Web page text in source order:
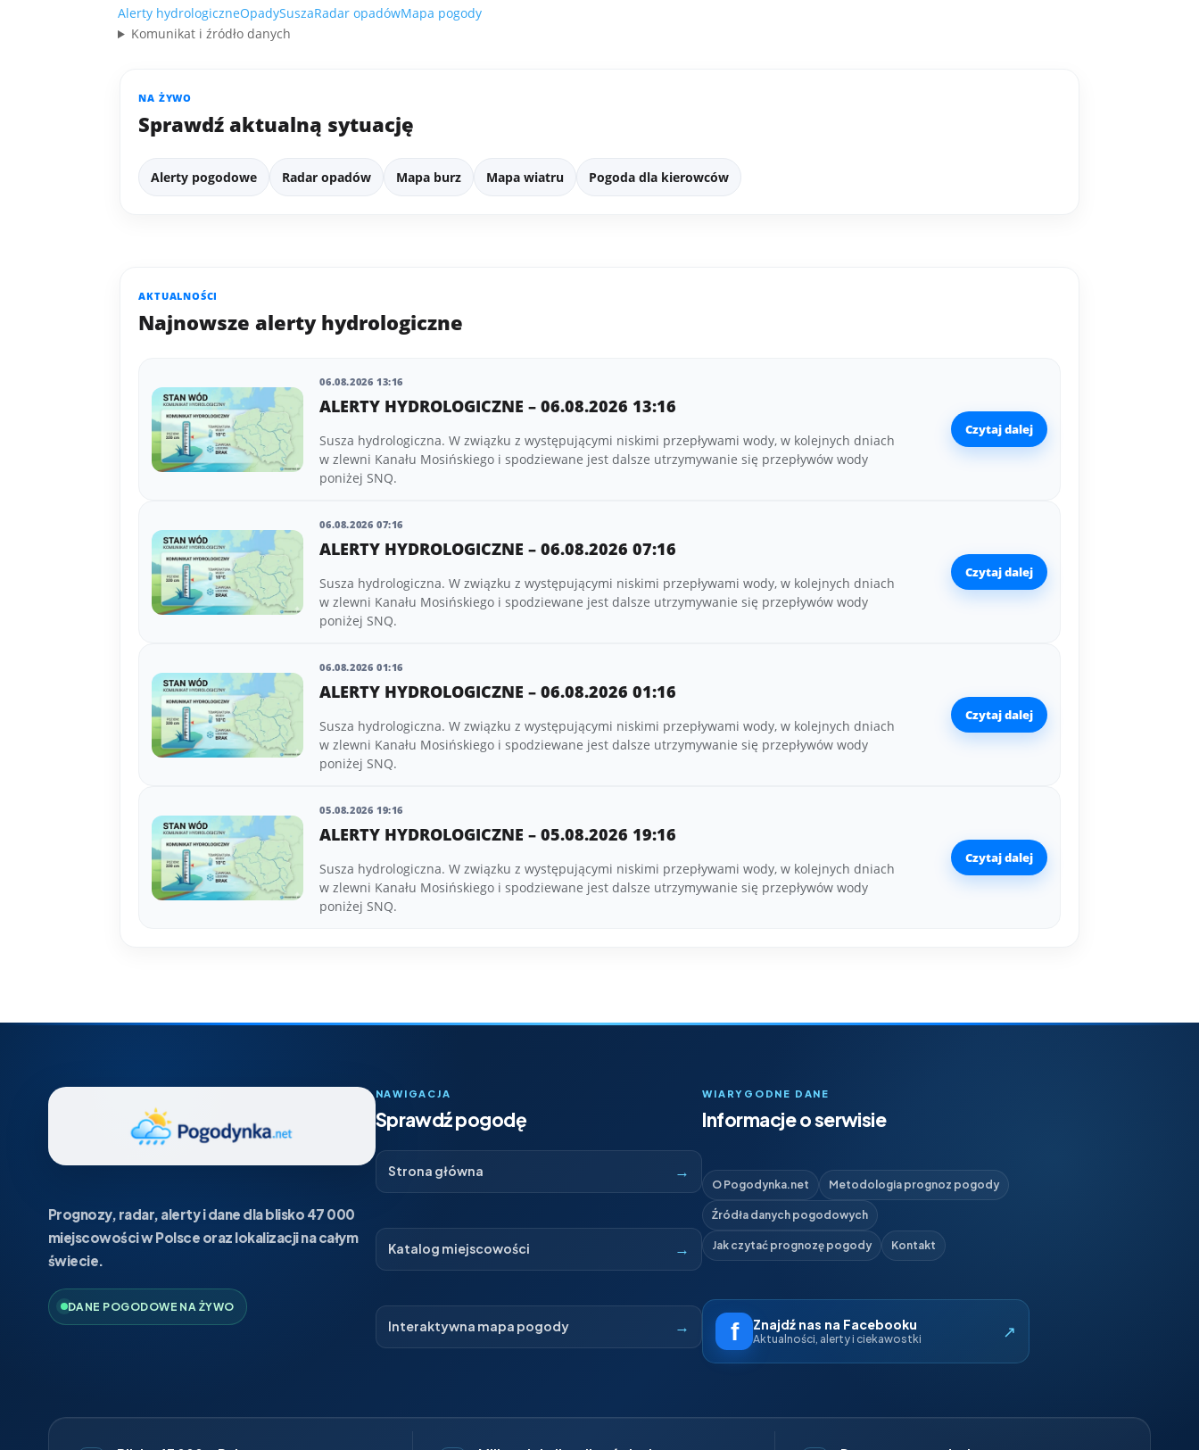
Alerty hydrologiczneOpadySuszaRadar opadówMapa pogody
Komunikat i źródło danych
NA ŻYWO
Sprawdź aktualną sytuację
Alerty pogodowe Radar opadów Mapa burz Mapa wiatru Pogoda dla kierowców
AKTUALNOŚCI
Najnowsze alerty hydrologiczne
06.08.2026 13:16
ALERTY HYDROLOGICZNE – 06.08.2026 13:16
Susza hydrologiczna. W związku z występującymi niskimi przepływami wody, w kolejnych dniach
w zlewni Kanału Mosińskiego i spodziewane jest dalsze utrzymywanie się przepływów wody
poniżej SNQ.
Czytaj dalej
06.08.2026 07:16
ALERTY HYDROLOGICZNE – 06.08.2026 07:16
Susza hydrologiczna. W związku z występującymi niskimi przepływami wody, w kolejnych dniach
w zlewni Kanału Mosińskiego i spodziewane jest dalsze utrzymywanie się przepływów wody
poniżej SNQ.
Czytaj dalej
06.08.2026 01:16
ALERTY HYDROLOGICZNE – 06.08.2026 01:16
Susza hydrologiczna. W związku z występującymi niskimi przepływami wody, w kolejnych dniach
w zlewni Kanału Mosińskiego i spodziewane jest dalsze utrzymywanie się przepływów wody
poniżej SNQ.
Czytaj dalej
05.08.2026 19:16
ALERTY HYDROLOGICZNE – 05.08.2026 19:16
Susza hydrologiczna. W związku z występującymi niskimi przepływami wody, w kolejnych dniach
w zlewni Kanału Mosińskiego i spodziewane jest dalsze utrzymywanie się przepływów wody
poniżej SNQ.
Czytaj dalej
Prognozy, radar, alerty i dane dla blisko 47 000
miejscowości w Polsce oraz lokalizacji na całym
świecie.
DANE POGODOWE NA ŻYWO
NAWIGACJA
Sprawdź pogodę
Strona główna →
Katalog miejscowości →
Interaktywna mapa pogody →
WIARYGODNE DANE
Informacje o serwisie
O Pogodynka.net Metodologia prognoz pogody
Źródła danych pogodowych
Jak czytać prognozę pogody Kontakt
Znajdź nas na Facebooku
Aktualności, alerty i ciekawostki ↗